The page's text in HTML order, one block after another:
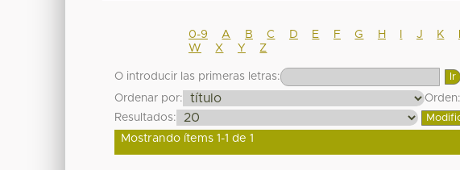
0-9 A B C D E F G H J K
W
X Y Z
O introducir las primeras letras:
Ordenar por:
Orden:
Resultados:
Mostrando ítems 1-1 de 1